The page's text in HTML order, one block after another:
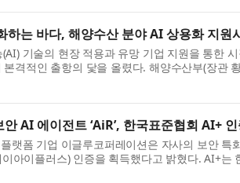
하는 바다, 해양수산 분야 AI 상용화 지원
기술의 현장 적용과 유망 기업 지원을 통한
본격적인 출항의 닻을 올렸다. 해양수산부(장관
AI 에이전트 ‘AiR’, 한국표준협회 AI+
랫폼 기업 이글루코퍼레이션은 자사의 보안 특
이아이플러스) 인증을 획득했다고 밝혔다. AI+